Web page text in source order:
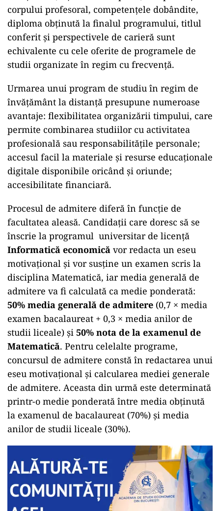
corpului profesoral, competențele dobândite,
diploma obținută la finalul programului, titlul
conferit și perspectivele de carieră sunt
echivalente cu cele oferite de programele de
studii organizate în regim cu frecvență.
Urmarea unui program de studiu în regim de
învățământ la distanță presupune numeroase
avantaje: flexibilitatea organizării timpului, care
permite combinarea studiilor cu activitatea
profesională sau responsabilitățile personale;
accesul facil la materiale și resurse educaționale
digitale disponibile oricând și oriunde;
accesibilitate financiară.
Procesul de admitere diferă în funcție de
facultatea aleasă. Candidații care doresc să se
înscrie la programul universitar de licență
Informatică economică vor redacta un eseu
motivațional și vor susține un examen scris la
disciplina Matematică, iar media generală de
admitere va fi calculată ca medie ponderată:
50% media generală de admitere (0,7 × media
examen bacalaureat + 0,3 × media anilor de
studii liceale) și 50% nota de la examenul de
Matematică. Pentru celelalte programe,
concursul de admitere constă în redactarea unui
eseu motivațional și calcularea mediei generale
de admitere. Aceasta din urmă este determinată
printr-o medie ponderată între media obținută
la examenul de bacalaureat (70%) și media
anilor de studii liceale (30%).